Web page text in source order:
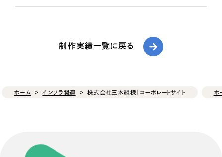
制作実績一覧に戻る
ホーム インフラ関連 株式会社三木組様｜コーポレートサイト ホ